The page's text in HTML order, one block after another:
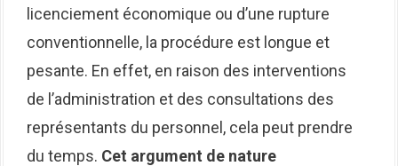
licenciement économique ou d’une rupture
conventionnelle, la procédure est longue et
pesante. En effet, en raison des interventions
de l’administration et des consultations des
représentants du personnel, cela peut prendre
du temps. Cet argument de nature